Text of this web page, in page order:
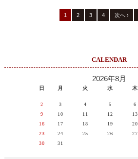
1 2 3 4 次へ ›
CALENDAR
2026年8月
日 月 火 水 木
2
3 4 5 6
9
10 11 12 13
16
17 18 19 20
23
24 25 26 27
30
31